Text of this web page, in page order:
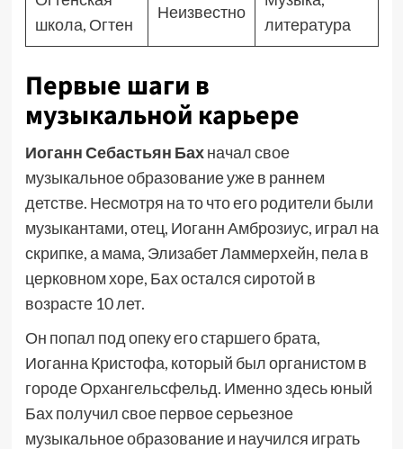
школа, Огтен
Неизвестно
литература
Первые шаги в
музыкальной карьере
Иоганн Себастьян Бахначал свое
музыкальное образование уже в раннем
детстве. Несмотря на то что его родители были
музыкантами, отец, Иоганн Амброзиус, играл на
скрипке, а мама, Элизабет Ламмерхейн, пела в
церковном хоре, Бах остался сиротой в
возрасте 10 лет.
Он попал под опеку его старшего брата,
Иоганна Кристофа, который был органистом в
городе Орхангельсфельд. Именно здесь юный
Бах получил свое первое серьезное
музыкальное образование и научился играть